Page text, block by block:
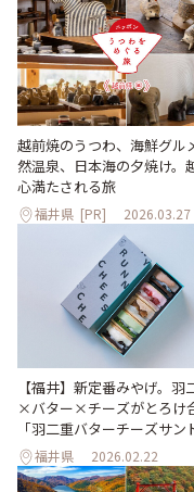
越前焼のうつわ、海鮮グル
然温泉、日本海の夕焼け。
心満たされる旅
福井県 [PR] 2026.03.27
【福井】新定番みやげ。羽
×バター×チーズがとろけ
「羽二重バターチーズサン
福井県 2026.02.22